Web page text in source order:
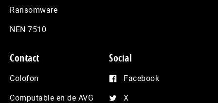
Ransomware
NEN 7510
Contact
Colofon
Computable en de AVG
Social
Facebook
X